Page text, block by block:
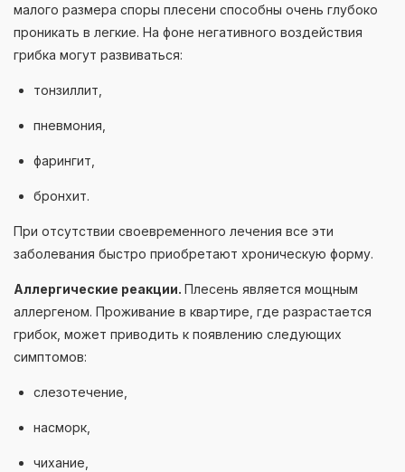
малого размера споры плесени способны очень глубоко
проникать в легкие. На фоне негативного воздействия
грибка могут развиваться:
тонзиллит,
пневмония,
фарингит,
бронхит.
При отсутствии своевременного лечения все эти
заболевания быстро приобретают хроническую форму.
Аллергические реакции. Плесень является мощным
аллергеном. Проживание в квартире, где разрастается
грибок, может приводить к появлению следующих
симптомов:
слезотечение,
насморк,
чихание,